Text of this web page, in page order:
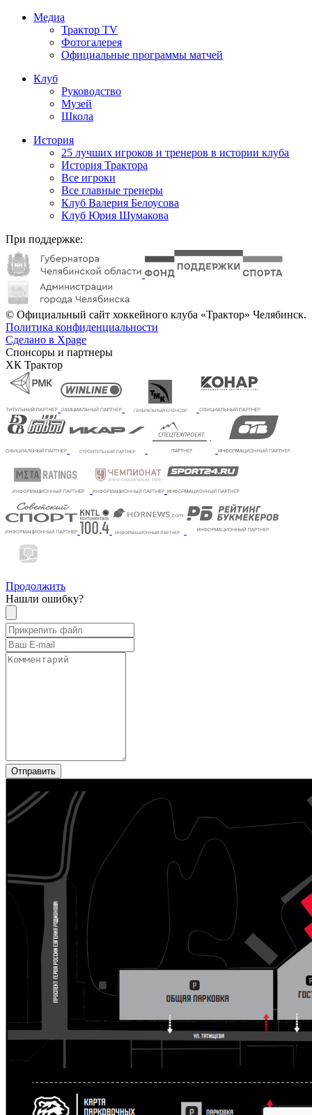
Медиа
Трактор TV
Фотогалерея
Официальные программы матчей
Клуб
Руководство
Музей
Школа
История
25 лучших игроков и тренеров в истории клуба
История Трактора
Все игроки
Все главные тренеры
Клуб Валерия Белоусова
Клуб Юрия Шумакова
При поддержке:
© Официальный сайт хоккейного клуба «Трактор» Челябинск.
Политика конфиденциальности
Сделано в Xpage
Спонсоры и партнеры
ХК Трактор
Продолжить
Нашли ошибку?